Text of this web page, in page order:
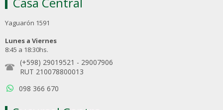
Yaguarón 1591
Lunes a Viernes
8:45 a 18:30hs.
(+598) 29019521 - 29007906
RUT 210078800013
098 366 670